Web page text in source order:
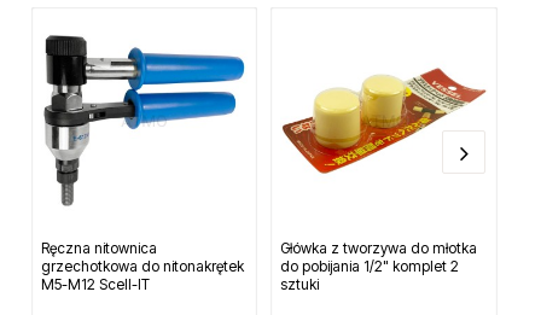
Ręczna nitownica
grzechotkowa do nitonakrętek
M5-M12 Scell-IT
Główka z tworzywa do młotka
do pobijania 1/2" komplet 2
sztuki